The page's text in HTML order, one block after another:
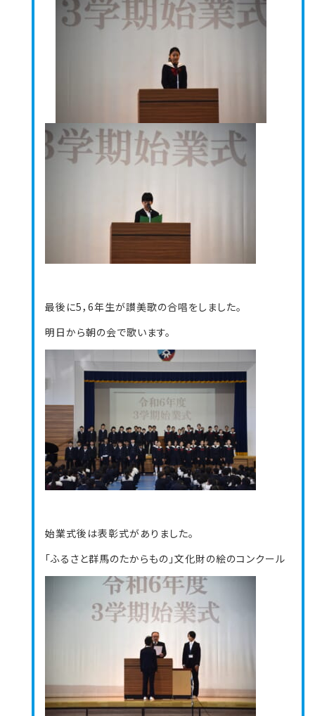
最後に5，6年生が讃美歌の合唱をしました。
明日から朝の会で歌います。
始業式後は表彰式がありました。
「ふるさと群馬のたからもの」文化財の絵のコンクール